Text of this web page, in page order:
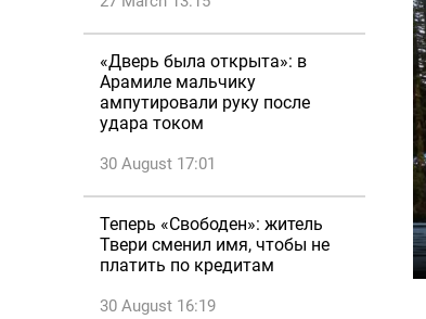
«Дверь была открыта»: в
Арамиле мальчику
ампутировали руку после
удара током
30 August 17:01
Теперь «Свободен»: житель
Твери сменил имя, чтобы не
платить по кредитам
30 August 16:19